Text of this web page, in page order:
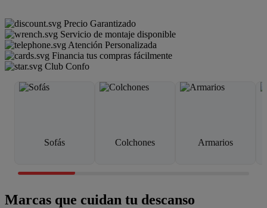
Precio Garantizado
Servicio de montaje disponible
Atención Personalizada
Financia tus compras fácilmente
Club Confo
Sofás Colchones Armarios
Marcas que cuidan tu descanso